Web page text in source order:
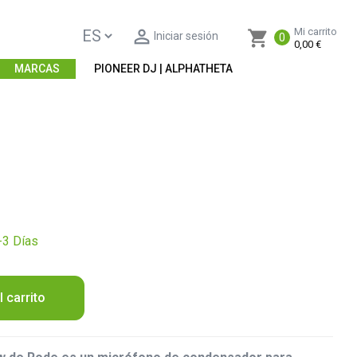
shopping_cart 0
Mi carrito
0,00 €
 Iniciar sesión
MARCAS PIONEER DJ | ALPHATHETA
Días
carrito